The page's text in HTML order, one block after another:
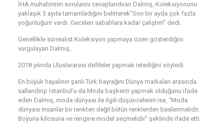
İHA muhabirinin sorularını cevaplandıran Dalmış, Koleksiyonunu
yaklaşık 3 ayda tamamladığını belirterek”Son bir ayda çok fazla
yoğunluğum vardı. Geceleri sabahlara kadar çalıştım” dedi.
Genellikle sürrealist Koleksiyon yapmaya özen gösterdiğini
vurgulayan Dalmış,
2018 yılında Uluslararası defileler yapmak istediğini söyledi.
En büyük hayalinin şanlı Türk bayrağını Dünya markaları arasında
sallandırıp İstanbul’u da Moda başkenti yapmak olduğunu ifade
eden Dalmış, moda dünyası ile ilgili düşüncelerini ise, “Moda
dünyası insanlar bir renkten değil bütün renklerden beslenmelidir.
Boyuna kilosuna ve rengine model seçmelidir” şeklinde ifade etti.